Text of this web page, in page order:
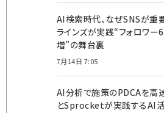
AI検索時代、なぜSNSが重
ラインズが実践“フォロワー
増”の舞台裏
7月14日 7:05
AI分析で施策のPDCAを高
とSprocketが実践するAI